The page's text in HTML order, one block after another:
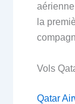
la
Vols
Qatar